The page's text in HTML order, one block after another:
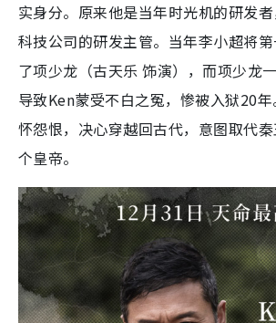
实身分。原来他是当年时光机的研发
科技公司的研发主管。当年李小超将
了项少龙（古天乐 饰演），而项少龙
导致Ken蒙受不白之冤，惨被入狱20
怀怨恨，决心穿越回古代，意图取代
个皇帝。